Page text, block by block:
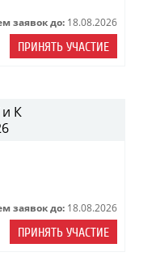
заявок до: 18.08.2026
ПРИНЯТЬ УЧАСТИЕ
К
заявок до: 18.08.2026
ПРИНЯТЬ УЧАСТИЕ